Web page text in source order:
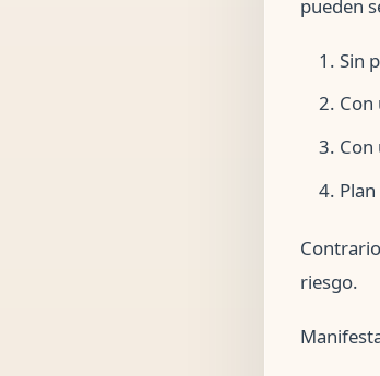
pueden
Sin
riesgo.